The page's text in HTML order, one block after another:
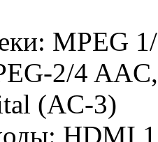
MPEG
2/4
(AC-3)
HDMI